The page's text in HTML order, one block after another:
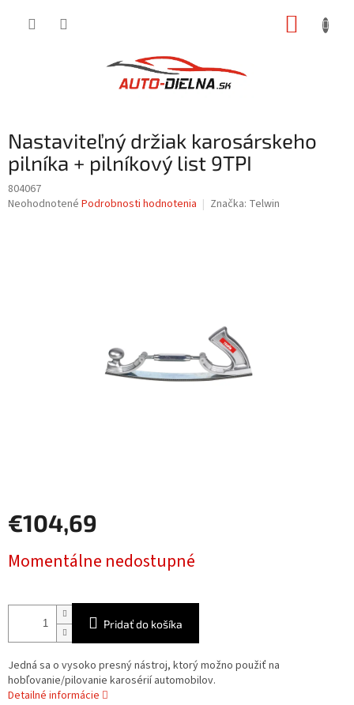
Nastaviteľný držiak karosárskeho
pilníka + pilníkový list 9TPI
804067
Priemerné
Neohodnotené Podrobnosti hodnotenia Značka: Telwin
€104,69
cena:
Momentálne nedostupné
Pridať do košíka
Jedná sa o vysoko presný nástroj, ktorý možno použiť na
hobľovanie/pilovanie karosérií automobilov.
Detailné informácie